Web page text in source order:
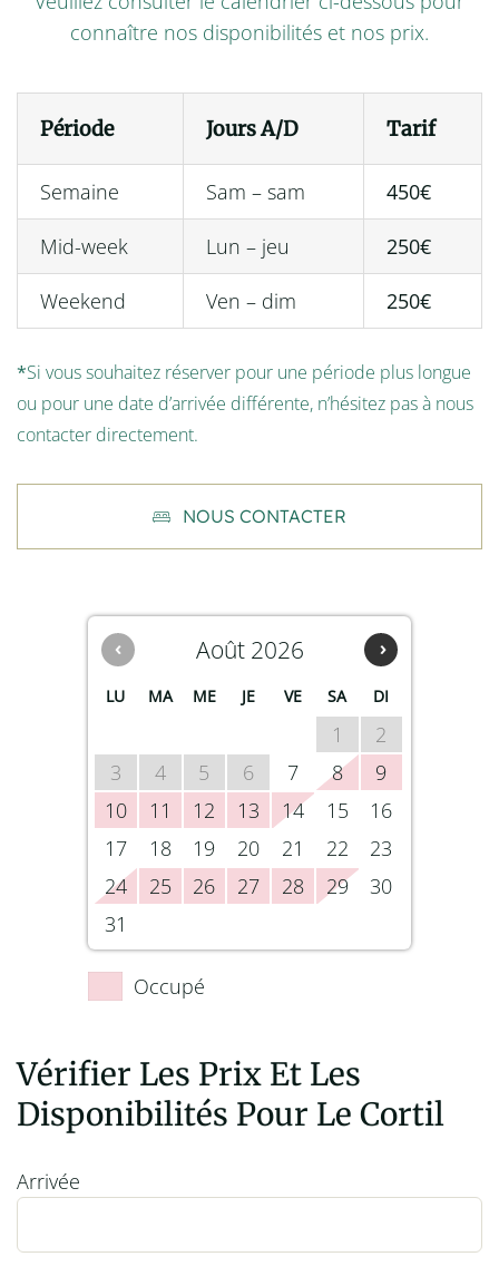
connaître nos disponibilités et nos prix.
Période Jours A/D Tarif
Semaine Sam – sam 450€
Mid-week Lun – jeu 250€
Weekend Ven – dim 250€
*Si vous souhaitez réserver pour une période plus longue
ou pour une date d’arrivée différente, n’hésitez pas à nous
contacter directement.
NOUS CONTACTER
‹ ›
Août 2026
LU MA ME JE VE SA DI
1
2
3
4 5 6 7 8
9
10
11 12 13 14 15
16
17
18 19 20 21 22
23
24
25 26 27 28 29
30
31
Occupé
Vérifier Les Prix Et Les
Disponibilités Pour Le Cortil
Arrivée